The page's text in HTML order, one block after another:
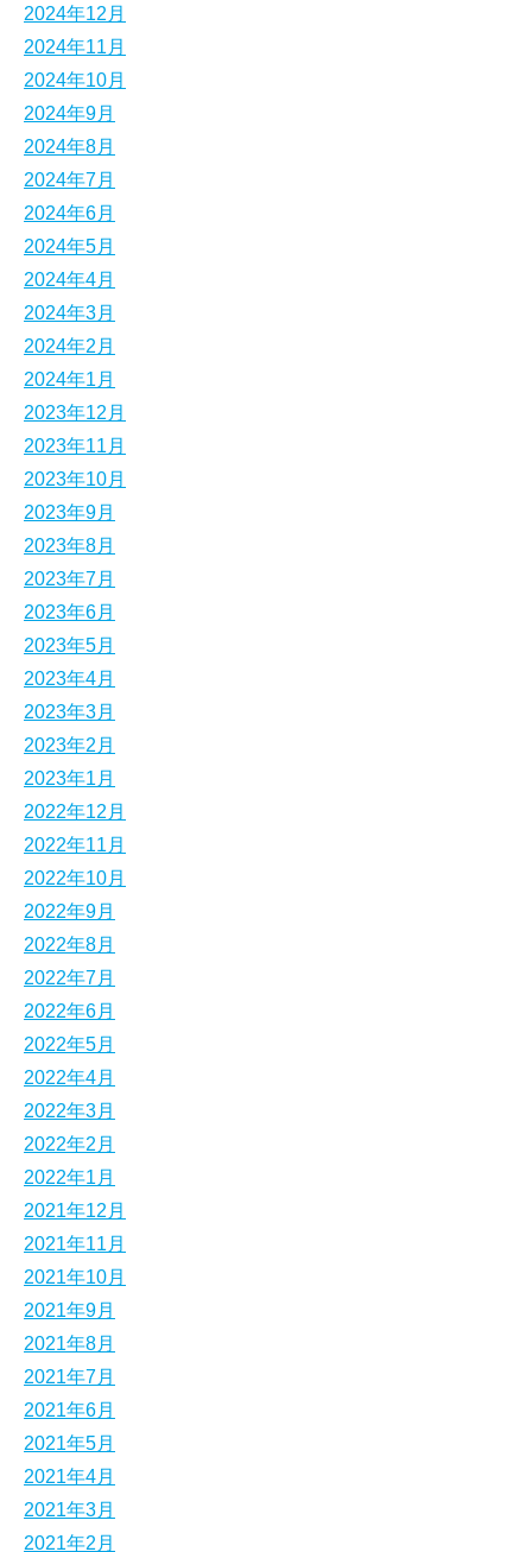
2024年12月
2024年11月
2024年10月
2024年9月
2024年8月
2024年7月
2024年6月
2024年5月
2024年4月
2024年3月
2024年2月
2024年1月
2023年12月
2023年11月
2023年10月
2023年9月
2023年8月
2023年7月
2023年6月
2023年5月
2023年4月
2023年3月
2023年2月
2023年1月
2022年12月
2022年11月
2022年10月
2022年9月
2022年8月
2022年7月
2022年6月
2022年5月
2022年4月
2022年3月
2022年2月
2022年1月
2021年12月
2021年11月
2021年10月
2021年9月
2021年8月
2021年7月
2021年6月
2021年5月
2021年4月
2021年3月
2021年2月